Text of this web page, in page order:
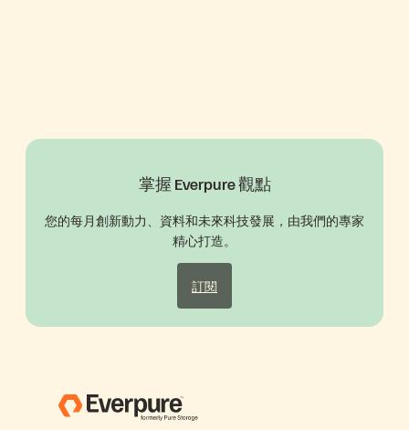
掌握 Everpure 觀點
您的每月創新動力、資料和未來科技發展，由我們的專家
精心打造。
訂閱